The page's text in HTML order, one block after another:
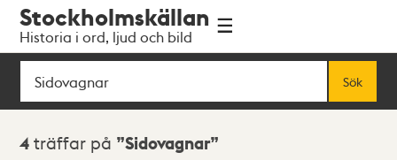
navigationen
huvudinnehållet
Stockholmskällan
Historia i ord, ljud och bild
Sök
Sök
Sökresultat
4 träffar på Sidovagnar